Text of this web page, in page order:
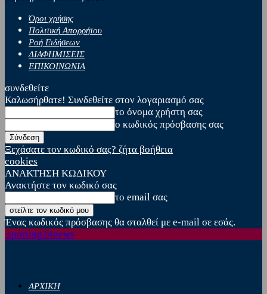
Όροι χρήσης
Πολιτική Απορρήτου
Ροή Ειδήσεων
ΔΙΑΦΗΜΙΣΕΙΣ
ΕΠΙΚΟΙΝΩΝΙΑ
συνδεθείτε
Καλωσήρθατε! Συνδεθείτε στον λογαριασμό σας
το όνομα χρήστη σας
ο κωδικός πρόσβασης σας
Ξεχάσατε τον κωδικό σας? ζήτα βοήθεια
cookies
ΑΝΑΚΤΗΣΗ ΚΩΔΙΚΟΥ
Ανακτήστε τον κωδικό σας
το email σας
Ένας κωδικός πρόσβασης θα σταλθεί με e-mail σε εσάς.
sporting24news
ΑΡΧΙΚΗ